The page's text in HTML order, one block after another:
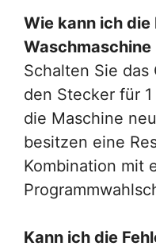
Wie kann ich die
Schalten Sie das
den Stecker für
die Maschine
besitzen eine
Kombination mit
Kann ich die